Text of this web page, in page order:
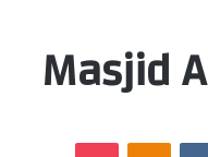
Masjid